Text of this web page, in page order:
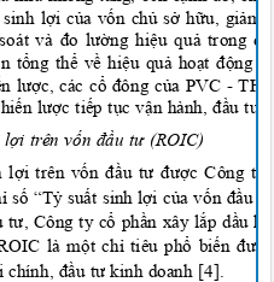
sinh lợi của vốn chủ sở hữu,
và đo lường hiệu quả trong
tổng thể về hiệu quả hoạt
lược, các cổ đông của PVC-TH
lược tiếp tục vận hành, đầu
lợi trên vốn đầu tư (ROIC)
lợi trên vốn đầu tư được Công
số “Tỷ suất sinh lợi của vốn đầu
tư, Công ty cổ phần xây lắp dầu
là một chỉ tiêu phổ biến
chính, đầu tư kinh doanh [4].